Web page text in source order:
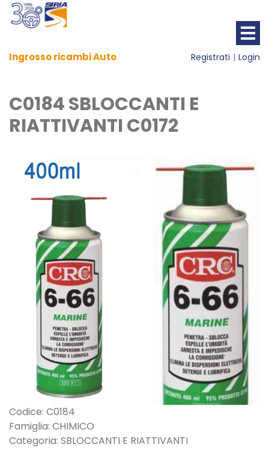
Ingrosso ricambi Auto Registrati Login
C0184 SBLOCCANTI E
RIATTIVANTI C0172
Codice: C0184
Famiglia: CHIMICO
Categoria: SBLOCCANTI E RIATTIVANTI